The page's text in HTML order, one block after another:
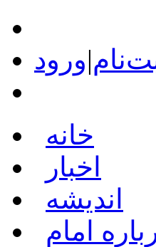
|ورود
خانه
اخبار
اندیشه
امام